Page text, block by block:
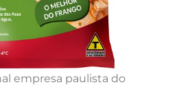
empresa paulista do